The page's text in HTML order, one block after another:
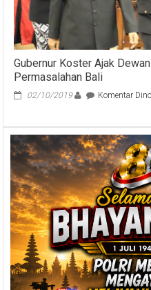
Gubernur Koster Ajak
Permasalahan Bali
02/10/2019 Komentar